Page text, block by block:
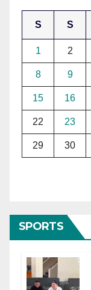
S S
1 2
8 9
15 16
22 23
29 30
SPORTS